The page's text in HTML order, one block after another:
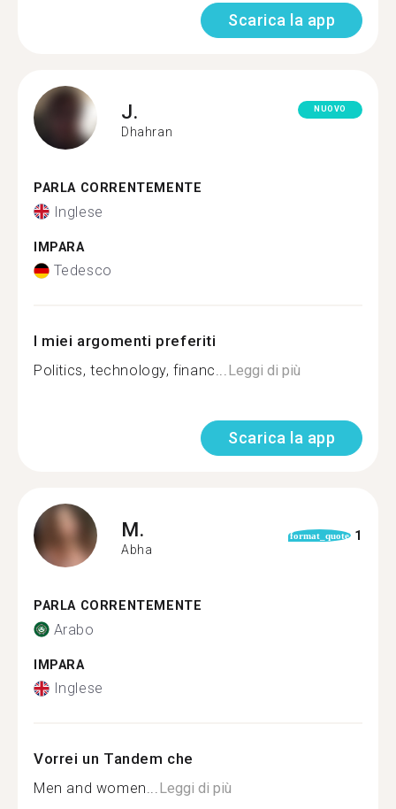
Scarica la app
J.
Dhahran
NUOVO
PARLA CORRENTEMENTE
Inglese
IMPARA
Tedesco
I miei argomenti preferiti
Politics, technology, financ...Leggi di più
Scarica la app
M.
Abha
format_quote 1
PARLA CORRENTEMENTE
Arabo
IMPARA
Inglese
Vorrei un Tandem che
Men and women...Leggi di più